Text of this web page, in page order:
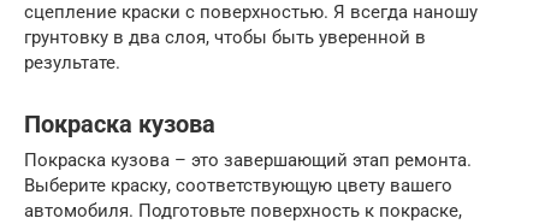
сцепление краски с поверхностью. Я всегда наношу
грунтовку в два слоя, чтобы быть уверенной в
результате.
Покраска кузова
Покраска кузова – это завершающий этап ремонта.
Выберите краску, соответствующую цвету вашего
автомобиля. Подготовьте поверхность к покраске,